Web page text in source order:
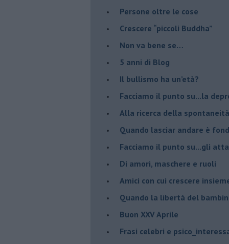
​Persone oltre le cose
​Crescere “piccoli Buddha”
Non va bene se…
​5 anni di Blog
​Il bullismo ha un’età?
Facciamo il punto su...la
​Alla ricerca della spontaneità
​Quando lasciar andare è
Facciamo il punto su...gli
Di amori, maschere e ruoli
​Amici con cui crescere
​Quando la libertà del
Buon XXV Aprile
​Frasi celebri e